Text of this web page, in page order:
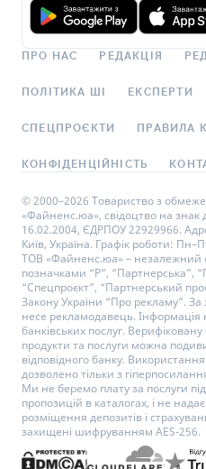
ПРО НАС РЕДАКЦІЯ
ПОЛІТИКА ШІ ЕКСПЕРТИ
СПЕЦПРОЄКТИ ПРАВИЛА
КОНФІДЕНЦІЙНІСТЬ
© 2000–2026 Товариство з
«Файненс.юа», свідоцтво на знак
16.02.2004, ЄДРПОУ 22929966.
Київ, Україна. Графік роботи:
ТОВ «Файненс.юа» – незалежний
позначками “Р”, “Партнерська”,
“Спецпроєкт”, “Партнерський
Закону України “Про рекламу”. За
несе рекламодавець. Інформація
банківських послуг.
продукти та послуги можна
відповідного банку.
дозволено тільки з
Ми не беремо плату за послуги
пропозицій в каталогах, і не
розміщення депозитів і
захищені шифруванням AES-256.